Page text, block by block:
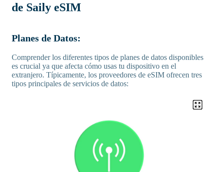
de Saily eSIM
Planes de Datos:
Comprender los diferentes tipos de planes de datos disponibles
es crucial ya que afecta cómo usas tu dispositivo en el
extranjero. Típicamente, los proveedores de eSIM ofrecen tres
tipos principales de servicios de datos: